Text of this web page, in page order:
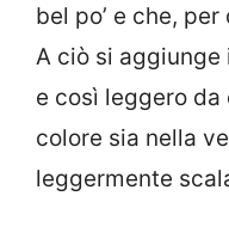
bel po’ e che,
A ciò si aggiunge
e così leggero da
colore sia nella
leggermente